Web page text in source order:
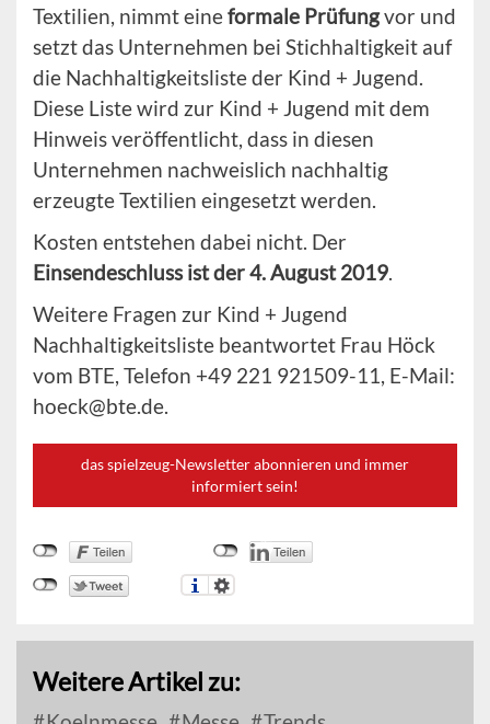
Textilien, nimmt eineformale Prüfungvor und
setzt das Unternehmen bei Stichhaltigkeit auf
die Nachhaltigkeitsliste der Kind + Jugend.
Diese Liste wird zur Kind + Jugend mit dem
Hinweis veröffentlicht, dass in diesen
Unternehmen nachweislich nachhaltig
erzeugte Textilien eingesetzt werden.
Kosten entstehen dabei nicht. Der
Einsendeschluss ist der 4. August 2019.
Weitere Fragen zur Kind + Jugend
Nachhaltigkeitsliste beantwortet Frau Höck
vom BTE, Telefon +49 221 921509-11, E-Mail:
hoeck@bte.de.
das spielzeug-Newsletter abonnieren und immer
informiert sein!
Weitere Artikel zu: